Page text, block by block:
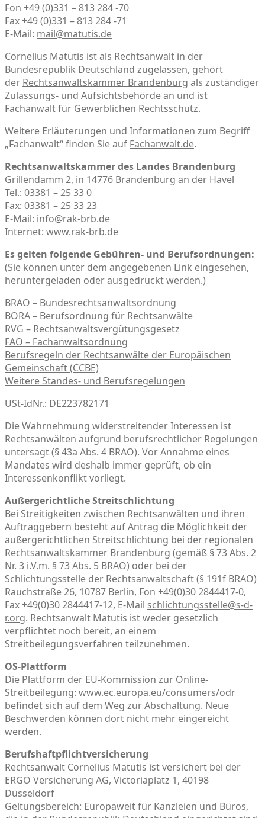
Fon +49 (0)331 – 813 284 -70
Fax +49 (0)331 – 813 284 -71
E-Mail: mail@matutis.de
Cornelius Matutis ist als Rechtsanwalt in der
Bundesrepublik Deutschland zugelassen, gehört
der Rechtsanwaltskammer Brandenburg als zuständiger
Zulassungs- und Aufsichtsbehörde an und ist
Fachanwalt für Gewerblichen Rechtsschutz.
Weitere Erläuterungen und Informationen zum Begriff
„Fachanwalt“ finden Sie auf Fachanwalt.de.
Rechtsanwaltskammer des Landes Brandenburg
Grillendamm 2, in 14776 Brandenburg an der Havel
Tel.: 03381 – 25 33 0
Fax: 03381 – 25 33 23
E-Mail: info@rak-brb.de
Internet: www.rak-brb.de
Es gelten folgende Gebühren- und Berufsordnungen:
(Sie können unter dem angegebenen Link eingesehen,
heruntergeladen oder ausgedruckt werden.)
BRAO – Bundesrechtsanwaltsordnung
BORA – Berufsordnung für Rechtsanwälte
RVG – Rechtsanwaltsvergütungsgesetz
FAO – Fachanwaltsordnung
Berufsregeln der Rechtsanwälte der Europäischen
Gemeinschaft (CCBE)
Weitere Standes- und Berufsregelungen
USt-IdNr.: DE223782171
Die Wahrnehmung widerstreitender Interessen ist
Rechtsanwälten aufgrund berufsrechtlicher Regelungen
untersagt (§ 43a Abs. 4 BRAO). Vor Annahme eines
Mandates wird deshalb immer geprüft, ob ein
Interessenkonflikt vorliegt.
Außergerichtliche Streitschlichtung
Bei Streitigkeiten zwischen Rechtsanwälten und ihren
Auftraggebern besteht auf Antrag die Möglichkeit der
außergerichtlichen Streitschlichtung bei der regionalen
Rechtsanwaltskammer Brandenburg (gemäß § 73 Abs. 2
Nr. 3 i.V.m. § 73 Abs. 5 BRAO) oder bei der
Schlichtungsstelle der Rechtsanwaltschaft (§ 191f BRAO)
Rauchstraße 26, 10787 Berlin, Fon +49(0)30 2844417-0,
Fax +49(0)30 2844417-12, E-Mail schlichtungsstelle@s-d-
r.org. Rechtsanwalt Matutis ist weder gesetzlich
verpflichtet noch bereit, an einem
Streitbeilegungsverfahren teilzunehmen.
OS-Plattform
Die Plattform der EU-Kommission zur Online-
Streitbeilegung: www.ec.europa.eu/consumers/odr
befindet sich auf dem Weg zur Abschaltung. Neue
Beschwerden können dort nicht mehr eingereicht
werden.
Berufshaftpflichtversicherung
Rechtsanwalt Cornelius Matutis ist versichert bei der
ERGO Versicherung AG, Victoriaplatz 1, 40198
Düsseldorf
Geltungsbereich: Europaweit für Kanzleien und Büros,